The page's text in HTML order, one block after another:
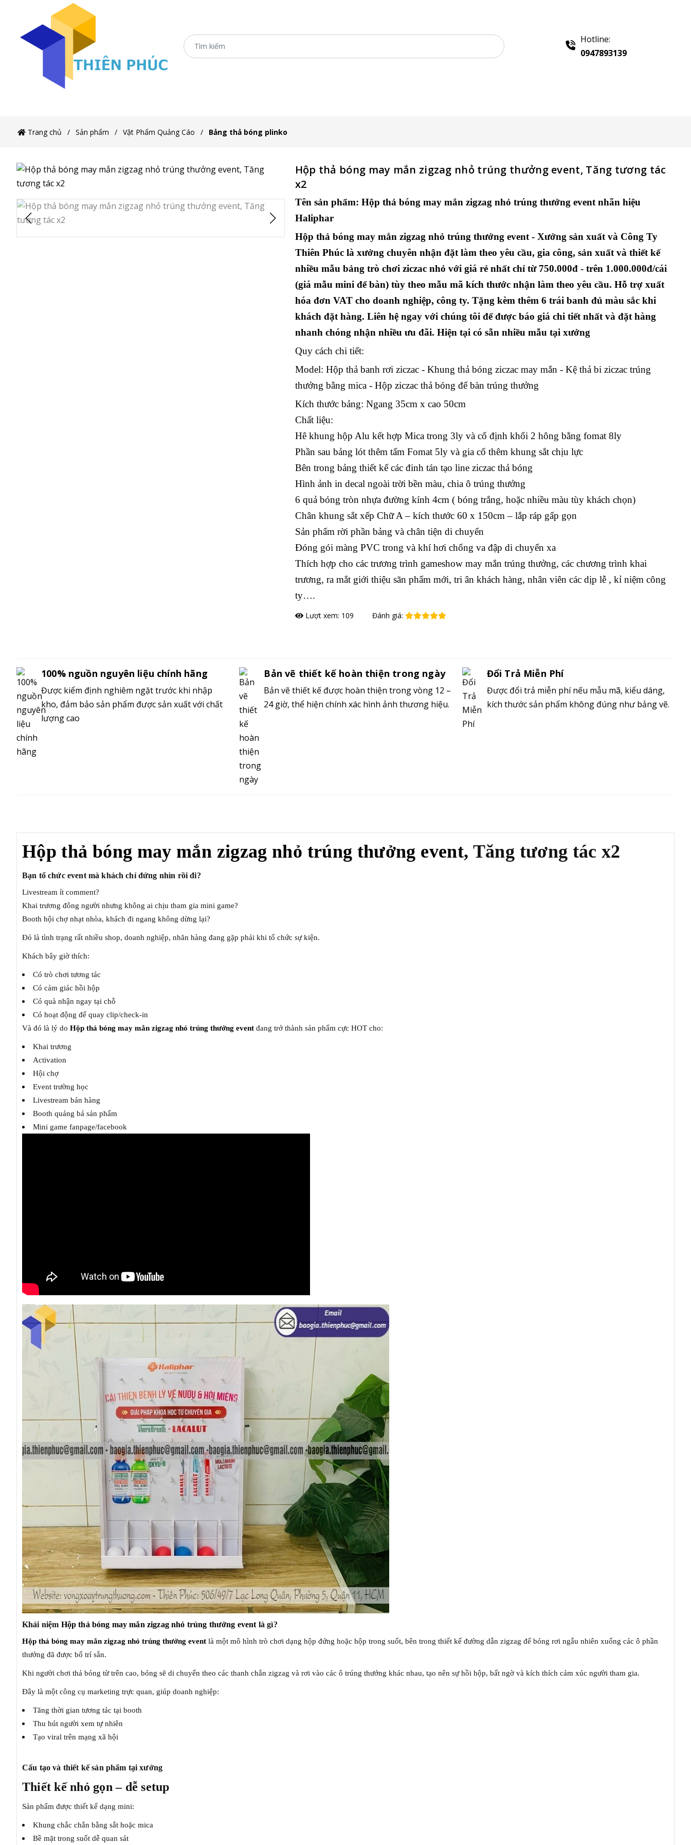
Hotline:
0947893139
Trang chủ Sản phẩm Vật Phẩm Quảng Cáo Bảng thả bóng plinko
Hộp thả bóng may mắn zigzag nhỏ trúng thưởng event, Tăng tương tác
x2
Tên sản phẩm: Hộp thả bóng may mắn zigzag nhỏ trúng thưởng eventnhãn hiệu
Haliphar
Hộp thả bóng may mắn zigzag nhỏ trúng thưởng event - Xưởng sản xuất và Công Ty
Thiên Phúc là xưởng chuyên nhận đặt làm theo yêu cầu, gia công, sản xuất và thiết kế
nhiều mẫu bảng trò chơi ziczac nhỏ với giá rẻ nhất chỉ từ 750.000đ - trên 1.000.000đ/cái
(giá mẫu mini để bàn) tùy theo mẫu mã kích thước nhận làm theo yêu cầu. Hỗ trợ xuất
hóa đơn VAT cho doanh nghiệp, công ty. Tặng kèm thêm 6 trái banh đủ màu sắc khi
khách đặt hàng. Liên hệ ngay với chúng tôi để được báo giá chi tiết nhất và đặt hàng
nhanh chóng nhận nhiều ưu đãi. Hiện tại có sẵn nhiều mẫu tại xưởng
Quy cách chi tiết:
Model: Hộp thả banh rơi ziczac - Khung thả bóng ziczac may mắn - Kệ thả bi ziczac trúng
thưởng bằng mica - Hộp ziczac thả bóng để bàn trúng thưởng
Kích thước bảng: Ngang 35cm x cao 50cm
Chất liệu:
Hê khung hộp Alu kết hợp Mica trong 3ly và cố định khối 2 hông bằng fomat 8ly
Phần sau bảng lót thêm tấm Fomat 5ly và gia cố thêm khung sắt chịu lực
Bên trong bảng thiết kế các đinh tán tạo line ziczac thả bóng
Hình ảnh in decal ngoài trời bền màu, chia ô trúng thưởng
6 quả bóng tròn nhựa đường kính 4cm ( bóng trắng, hoặc nhiều màu tùy khách chọn)
Chân khung sắt xếp Chữ A – kích thước 60 x 150cm – lắp ráp gấp gọn
Sản phẩm rời phần bảng và chân tiện di chuyển
Đóng gói màng PVC trong và khí hơi chống va đập di chuyển xa
Thích hợp cho các trương trình gameshow may mắn trúng thưởng, các chương trình khai
trương, ra mắt giới thiệu sãn phẩm mới, tri ân khách hàng, nhân viên các dịp lễ , kỉ niệm công
ty….
Lượt xem: 109 Đánh giá:
100% nguồn nguyên liệu chính hãng
Được kiểm định nghiêm ngặt trước khi nhập
kho, đảm bảo sản phẩm được sản xuất với chất
lượng cao
Bản vẽ thiết kế hoàn thiện trong ngày
Bản vẽ thiết kế được hoàn thiện trong vòng 12 –
24 giờ, thể hiện chính xác hình ảnh thương hiệu.
Đổi Trả Miễn Phí
Được đổi trả miễn phí nếu mẫu mã, kiểu dáng,
kích thước sản phẩm không đúng như bảng vẽ.
Hộp thả bóng may mắn zigzag nhỏ trúng thưởng event, Tăng tương tác x2
Bạn tổ chức event mà khách chỉ đứng nhìn rồi đi?
Livestream ít comment?
Khai trương đông người nhưng không ai chịu tham gia mini game?
Booth hội chợ nhạt nhòa, khách đi ngang không dừng lại?
Đó là tình trạng rất nhiều shop, doanh nghiệp, nhãn hàng đang gặp phải khi tổ chức sự kiện.
Khách bây giờ thích:
Có trò chơi tương tác
Có cảm giác hồi hộp
Có quà nhận ngay tại chỗ
Có hoạt động để quay clip/check-in
Và đó là lý do Hộp thả bóng may mắn zigzag nhỏ trúng thưởng event đang trở thành sản phẩm cực HOT cho:
Khai trương
Activation
Hội chợ
Event trường học
Livestream bán hàng
Booth quảng bá sản phẩm
Mini game fanpage/facebook
Khái niệm Hộp thả bóng may mắn zigzag nhỏ trúng thưởng event là gì?
Hộp thả bóng may mắn zigzag nhỏ trúng thưởng event là một mô hình trò chơi dạng hộp đứng hoặc hộp trong suốt, bên trong thiết kế đường dẫn zigzag để bóng rơi ngẫu nhiên xuống các ô phần
thưởng đã được bố trí sẵn.
Khi người chơi thả bóng từ trên cao, bóng sẽ di chuyển theo các thanh chắn zigzag và rơi vào các ô trúng thưởng khác nhau, tạo nên sự hồi hộp, bất ngờ và kích thích cảm xúc người tham gia.
Đây là một công cụ marketing trực quan, giúp doanh nghiệp:
Tăng thời gian tương tác tại booth
Thu hút người xem tự nhiên
Tạo viral trên mạng xã hội
Cấu tạo và thiết kế sản phẩm tại xưởng
Thiết kế nhỏ gọn – dễ setup
Sản phẩm được thiết kế dạng mini:
Khung chắc chắn bằng sắt hoặc mica
Bề mặt trong suốt dễ quan sát